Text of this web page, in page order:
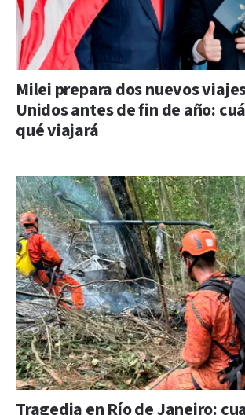
Milei prepara dos nuevos
Unidos antes de fin de año:
qué viajará
Tragedia en Río de Janeiro: